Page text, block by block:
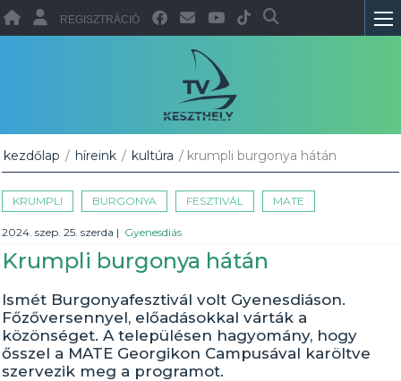
REGISZTRÁCIÓ
kezdőlap / híreink / kultúra / krumpli burgonya hátán
KRUMPLI BURGONYA FESZTIVÁL MATE
2024. szep. 25. szerda | Gyenesdiás
Krumpli burgonya hátán
Ismét Burgonyafesztivál volt Gyenesdiáson.
Főzőversennyel, előadásokkal várták a
közönséget. A településen hagyomány, hogy
ősszel a MATE Georgikon Campusával karöltve
szervezik meg a programot.